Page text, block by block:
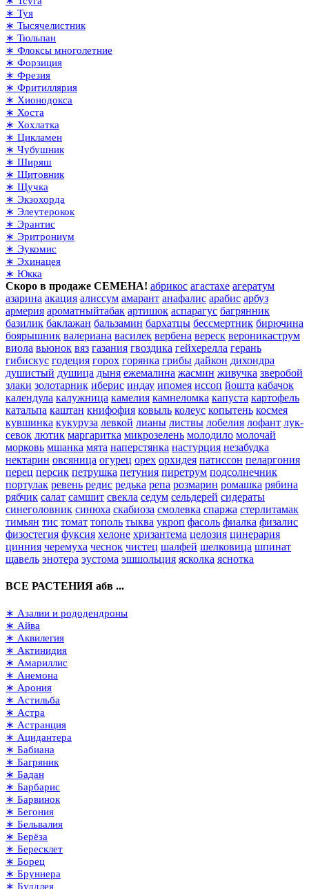
∗ Туя
∗ Тысячелистник
∗ Тюльпан
∗ Флоксы многолетние
∗ Форзиция
∗ Фрезия
∗ Фритиллярия
∗ Хионодокса
∗ Хоста
∗ Хохлатка
∗ Цикламен
∗ Чубушник
∗ Ширяш
∗ Щитовник
∗ Щучка
∗ Экзохорда
∗ Элеутерокок
∗ Эрантис
∗ Эритрониум
∗ Эукомис
∗ Эхинацея
∗ Юкка
Скоро в продаже СЕМЕНА! абрикос агастахе агератум
азарина акация алиссум амарант анафалис арабис арбуз
армерия ароматныйтабак артишок аспарагус багрянник
базилик баклажан бальзамин бархатцы бессмертник бирючина
боярышник валериана василек вербена вереск вероникаструм
виола вьюнок вяз газания гвоздика гейхерелла герань
гибискус годеция горох горянка грибы дайкон дихондра
душистый душица дыня ежемалина жасмин живучка зверобой
злаки золотарник иберис индау ипомея иссоп йошта кабачок
календула калужница камелия камнеломка капуста картофель
катальпа каштан книфофия ковыль колеус копытень космея
кувшинка кукуруза левкой лианы листвы лобелия лофант лук-
севок лютик маргаритка микрозелень молодило молочай
морковь мшанка мята наперстянка настурция незабудка
нектарин овсяница огурец орех орхидея патиссон пеларгония
перец персик петрушка петуния пиретрум подсолнечник
портулак ревень редис редька репа розмарин ромашка рябина
рябчик салат самшит свекла седум сельдерей сидераты
синеголовник синюха скабиоза смолевка спаржа стерлитамак
тимьян тис томат тополь тыква укроп фасоль фиалка физалис
физостегия фуксия хелоне хризантема целозия цинерария
цинния черемуха чеснок чистец шалфей шелковица шпинат
щавель энотера эустома эшшольция ясколка яснотка
ВСЕ РАСТЕНИЯ абв ...
∗ Азалии и рододендроны
∗ Айва
∗ Аквилегия
∗ Актинидия
∗ Амариллис
∗ Анемона
∗ Арония
∗ Астильба
∗ Астра
∗ Астранция
∗ Ацидантера
∗ Бабиана
∗ Багряник
∗ Бадан
∗ Барбарис
∗ Барвинок
∗ Бегония
∗ Бельвалия
∗ Берёза
∗ Бересклет
∗ Борец
∗ Бруннера
∗ Буддлея